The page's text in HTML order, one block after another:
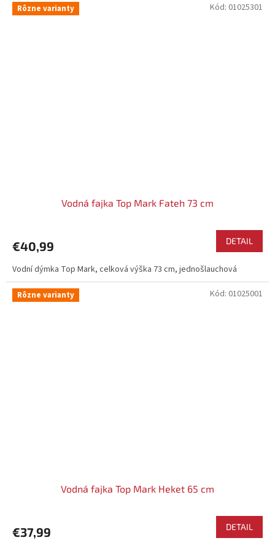
Rôzne varianty
Vodná fajka Top Mark Fateh 73 cm
€40,99 DETAIL
Vodní dýmka Top Mark, celková výška 73 cm, jednošlauchová
Kód: 01025301
Rôzne varianty
Vodná fajka Top Mark Heket 65 cm
€37,99 DETAIL
Kód: 01025001